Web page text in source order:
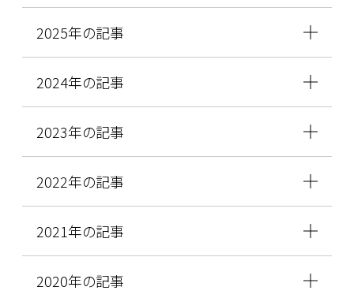
2025年の記事
2024年の記事
2023年の記事
2022年の記事
2021年の記事
2020年の記事